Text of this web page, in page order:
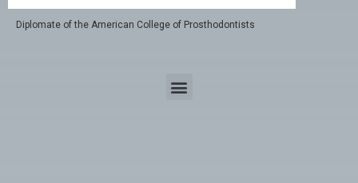
Diplomate of the American College of Prosthodontists